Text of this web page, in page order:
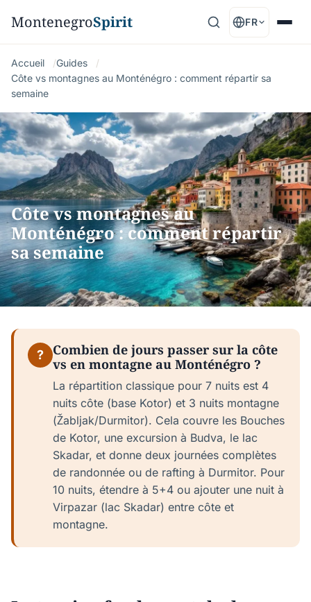
MontenegroSpirit FR
Accueil
Guides
Côte vs montagnes au Monténégro : comment répartir sa
semaine
Côte vs montagnes au
Monténégro : comment répartir
sa semaine
?
Combien de jours passer sur la côte
vs en montagne au Monténégro ?
La répartition classique pour 7 nuits est 4
nuits côte (base Kotor) et 3 nuits montagne
(Žabljak/Durmitor). Cela couvre les Bouches
de Kotor, une excursion à Budva, le lac
Skadar, et donne deux journées complètes
de randonnée ou de rafting à Durmitor. Pour
10 nuits, étendre à 5+4 ou ajouter une nuit à
Virpazar (lac Skadar) entre côte et
montagne.